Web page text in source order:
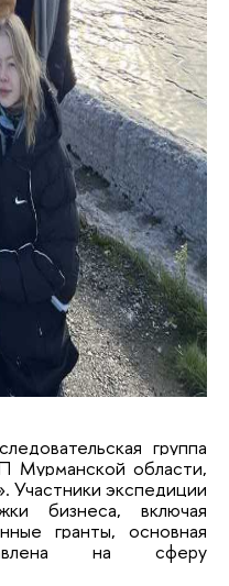
группа
Мурманской области,
экспедиции
бизнеса, включая
гранты, основная
на сферу